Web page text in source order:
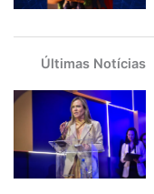
Últimas Notícias